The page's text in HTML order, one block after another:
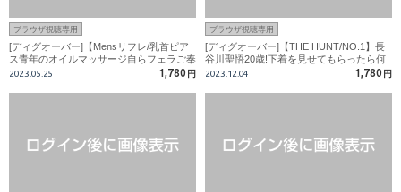
ブラウザ視聴専用
[ディグオーバー]【Mensリフレ/乳首ピア
ス青年のオイルマッサージ自らフェラご奉
仕】
2023.05.25 1,780 円
ブラウザ視聴専用
[ディグオーバー]【THE HUNT/NO.1】長
谷川聖悟20歳!下着を見せてもらったら何
故か半勃起!!男相手に本気射精!!
2023.12.04 1,780 円